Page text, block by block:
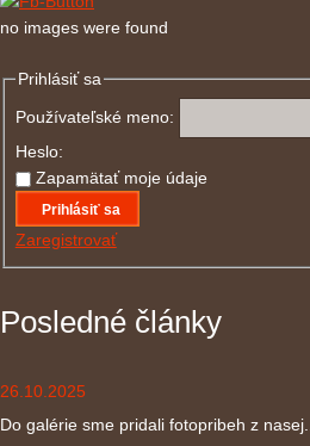
no images were found
Prihlásiť sa
Používateľské meno:
Heslo:
Zapamätať moje údaje
Prihlásiť sa
Zaregistrovať
Posledné články
26.10.2025
Do galérie sme pridali fotopribeh z nasej...